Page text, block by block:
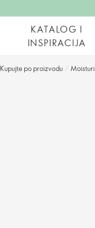
KATALOG I
INSPIRACIJA
Kupujte po proizvodu /